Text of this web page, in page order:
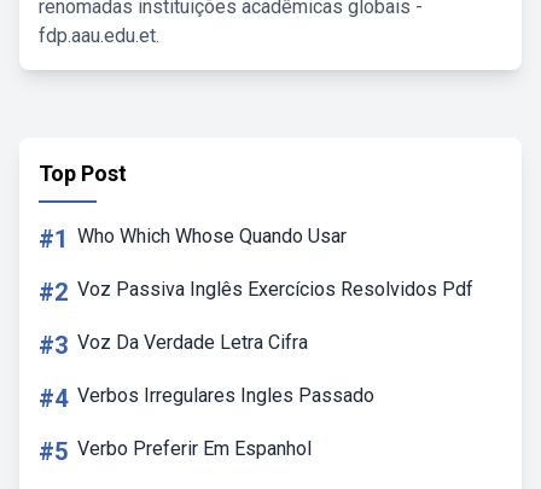
renomadas instituições acadêmicas globais -
fdp.aau.edu.et.
Top Post
#1 Who Which Whose Quando Usar
#2 Voz Passiva Inglês Exercícios Resolvidos Pdf
#3 Voz Da Verdade Letra Cifra
#4 Verbos Irregulares Ingles Passado
#5 Verbo Preferir Em Espanhol